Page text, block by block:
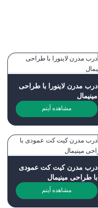
درب مدرن لاینورا با طراحی
مینیمال
مشاهده آیتم
درب مدرن کیت کت عمودی
با طراحی مینیمال
مشاهده آیتم